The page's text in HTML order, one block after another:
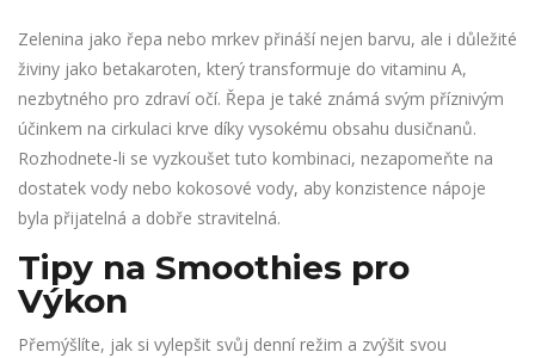
Zelenina jako řepa nebo mrkev přináší nejen barvu, ale i důležité
živiny jako betakaroten, který transformuje do vitaminu A,
nezbytného pro zdraví očí. Řepa je také známá svým příznivým
účinkem na cirkulaci krve díky vysokému obsahu dusičnanů.
Rozhodnete-li se vyzkoušet tuto kombinaci, nezapomeňte na
dostatek vody nebo kokosové vody, aby konzistence nápoje
byla přijatelná a dobře stravitelná.
Tipy na Smoothies pro
Výkon
Přemýšlíte, jak si vylepšit svůj denní režim a zvýšit svou